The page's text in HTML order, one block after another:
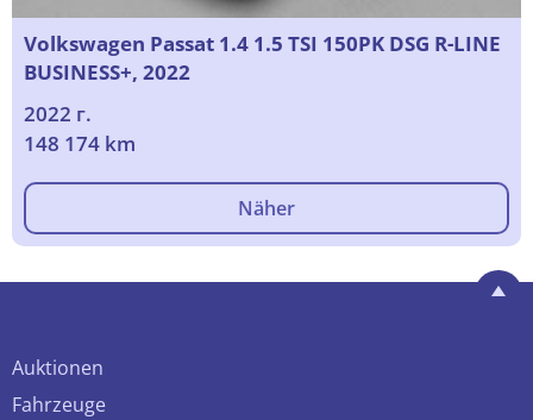
Volkswagen Passat 1.4 1.5 TSI 150PK DSG R-LINE
BUSINESS+, 2022
2022 г.
148 174 km
Näher
Auktionen
Fahrzeuge